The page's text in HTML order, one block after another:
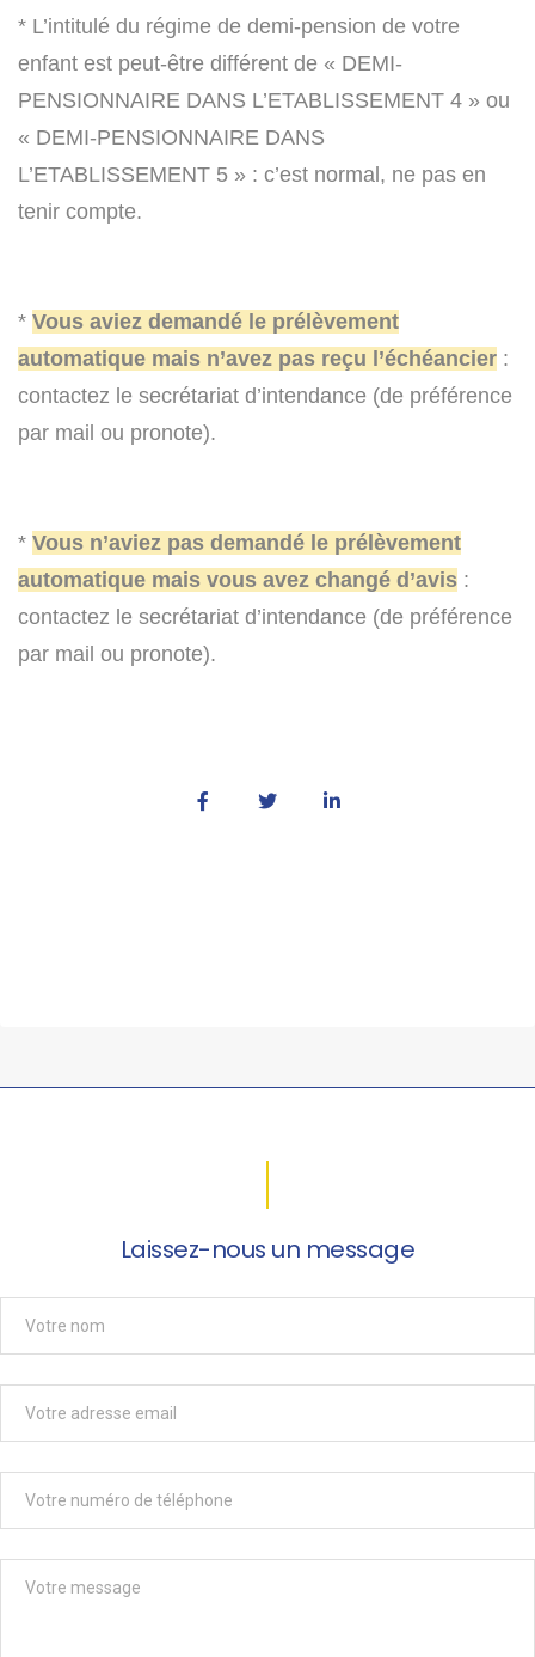
* L’intitulé du régime de demi-pension de votre
enfant est peut-être différent de « DEMI-
PENSIONNAIRE DANS L’ETABLISSEMENT 4 » ou
« DEMI-PENSIONNAIRE DANS
L’ETABLISSEMENT 5 » : c’est normal, ne pas en
tenir compte.
* Vous aviez demandé le prélèvement
automatique mais n’avez pas reçu l’échéancier :
contactez le secrétariat d’intendance (de préférence
par mail ou pronote).
* Vous n’aviez pas demandé le prélèvement
automatique mais vous avez changé d’avis :
contactez le secrétariat d’intendance (de préférence
par mail ou pronote).
Laissez-nous un message